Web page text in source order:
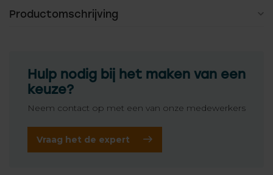
Productomschrijving
Hulp nodig bij het maken van een
keuze?
Neem contact op met een van onze medewerkers
Vraag het de expert